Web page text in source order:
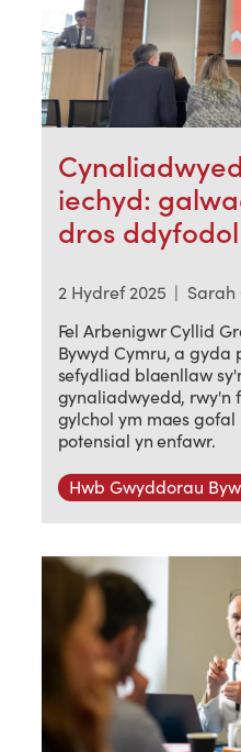
iechyd:
dros
2 Hydref 2025 | Sarah
Fel Arbenigwr Cyllid
Bywyd Cymru, a gyda
sefydliad blaenllaw
gynaliadwyedd, rwy'n
gylchol ym maes
potensial yn enfawr.
Hwb Gwyddorau